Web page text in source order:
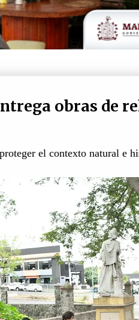
obras de
el contexto natural e